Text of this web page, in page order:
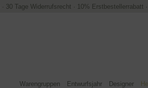
· 30 Tage Widerrufsrecht · 10% Erstbestellerrabatt ·
Warengruppen Entwurfsjahr Designer